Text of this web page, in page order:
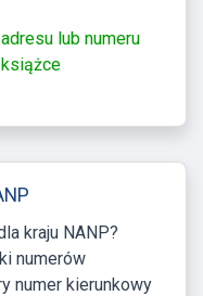
lub numeru
książce
kraju NANP?
numerów
numer kierunkowy